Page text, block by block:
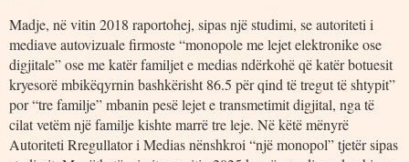
Madje, në vitin 2018 raportohej, sipas një studimi, se autoriteti i
mediave autovizuale firmoste “monopole me lejet elektronike ose
digjitale” ose me katër familjet e medias ndërkohë që katër botuesit
kryesorë mbikëqyrnin bashkërisht 86.5 për qind të tregut të shtypit”
por “tre familje” mbanin pesë lejet e transmetimit digjital, nga të
cilat vetëm një familje kishte marrë tre leje. Në këtë mënyrë
Autoriteti Rregullator i Medias nënshkroi “një monopol” tjetër sipas